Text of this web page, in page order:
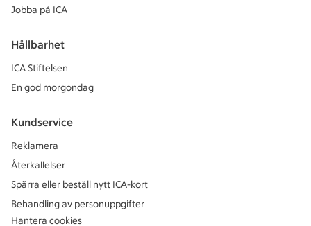
Jobba på ICA
Hållbarhet
ICA Stiftelsen
En god morgondag
Kundservice
Reklamera
Återkallelser
Spärra eller beställ nytt ICA-kort
Behandling av personuppgifter
Hantera cookies